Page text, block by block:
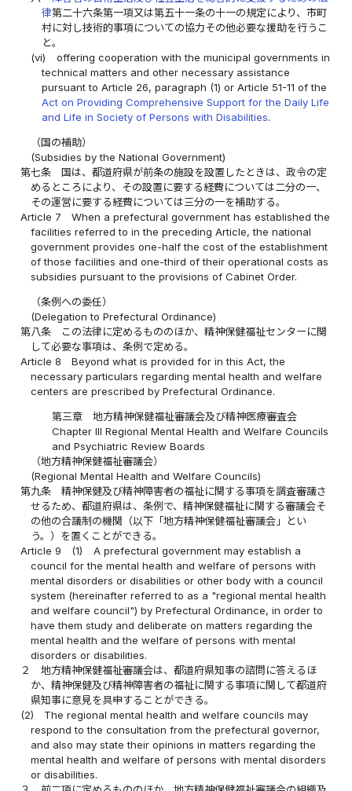
律第二十六条第一項又は第五十一条の十一の規定により、市町
村に対し技術的事項についての協力その他必要な援助を行うこ
と。
(vi)
offering cooperation with the municipal governments in
technical matters and other necessary assistance
pursuant to Article 26, paragraph (1) or Article 51-11 of the
Act on Providing Comprehensive Support for the Daily Life
and Life in Society of Persons with Disabilities.
（国の補助）
(Subsidies by the National Government)
第七条
国は、都道府県が前条の施設を設置したときは、政令の定
めるところにより、その設置に要する経費については二分の一、
その運営に要する経費については三分の一を補助する。
Article 7
When a prefectural government has established the
facilities referred to in the preceding Article, the national
government provides one-half the cost of the establishment
of those facilities and one-third of their operational costs as
subsidies pursuant to the provisions of Cabinet Order.
（条例への委任）
(Delegation to Prefectural Ordinance)
第八条
この法律に定めるもののほか、精神保健福祉センターに関
して必要な事項は、条例で定める。
Article 8
Beyond what is provided for in this Act, the
necessary particulars regarding mental health and welfare
centers are prescribed by Prefectural Ordinance.
第三章 地方精神保健福祉審議会及び精神医療審査会
Chapter III Regional Mental Health and Welfare Councils
and Psychiatric Review Boards
（地方精神保健福祉審議会）
(Regional Mental Health and Welfare Councils)
第九条
精神保健及び精神障害者の福祉に関する事項を調査審議さ
せるため、都道府県は、条例で、精神保健福祉に関する審議会そ
の他の合議制の機関（以下「地方精神保健福祉審議会」とい
う。）を置くことができる。
Article 9
(1)
A prefectural government may establish a
council for the mental health and welfare of persons with
mental disorders or disabilities or other body with a council
system (hereinafter referred to as a "regional mental health
and welfare council") by Prefectural Ordinance, in order to
have them study and deliberate on matters regarding the
mental health and the welfare of persons with mental
disorders or disabilities.
２
地方精神保健福祉審議会は、都道府県知事の諮問に答えるほ
か、精神保健及び精神障害者の福祉に関する事項に関して都道府
県知事に意見を具申することができる。
(2)
The regional mental health and welfare councils may
respond to the consultation from the prefectural governor,
and also may state their opinions in matters regarding the
mental health and welfare of persons with mental disorders
or disabilities.